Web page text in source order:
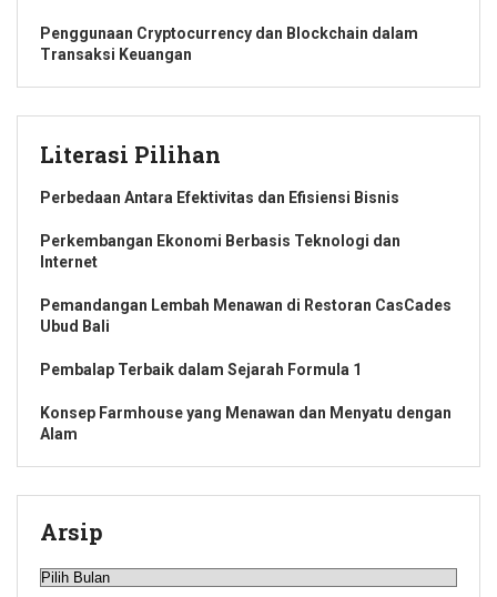
Penggunaan Cryptocurrency dan Blockchain dalam
Transaksi Keuangan
Literasi Pilihan
Perbedaan Antara Efektivitas dan Efisiensi Bisnis
Perkembangan Ekonomi Berbasis Teknologi dan
Internet
Pemandangan Lembah Menawan di Restoran CasCades
Ubud Bali
Pembalap Terbaik dalam Sejarah Formula 1
Konsep Farmhouse yang Menawan dan Menyatu dengan
Alam
Arsip
Arsip